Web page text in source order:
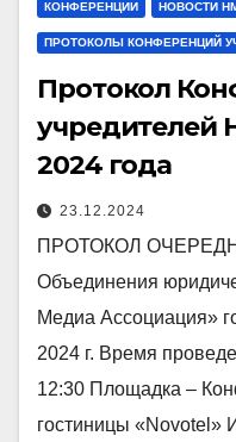
КОНФЕРЕНЦИИ НОВОСТИ
ПРОТОКОЛЫ КОНФЕРЕНЦИЙ
Протокол
учредителей
2024 года
23.12.2024
ПРОТОКОЛ
Объединения
Медиа Ассоциация»
2024 г. Время
12:30 Площадка –
гостиницы «Novotel»